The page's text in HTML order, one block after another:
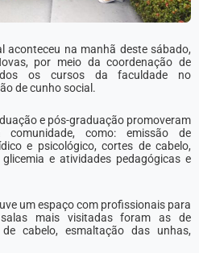
aconteceu na manhã deste sábado,
por meio da coordenação de
os cursos da faculdade no
de cunho social.
e pós-graduação promoveram
como: emissão de
e psicológico, cortes de cabelo,
e atividades pedagógicas e
um espaço com profissionais para
mais visitadas foram as de
cabelo, esmaltação das unhas,